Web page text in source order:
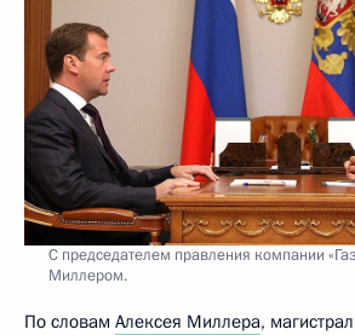
С председателем правления компании
Миллером.
По словам Алексея Миллера,